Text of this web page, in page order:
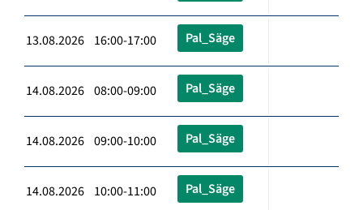
13.08.2026 16:00-17:00 Pal_Säge
14.08.2026 08:00-09:00 Pal_Säge
14.08.2026 09:00-10:00 Pal_Säge
14.08.2026 10:00-11:00 Pal_Säge